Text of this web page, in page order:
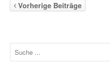
Vorherige Beiträge